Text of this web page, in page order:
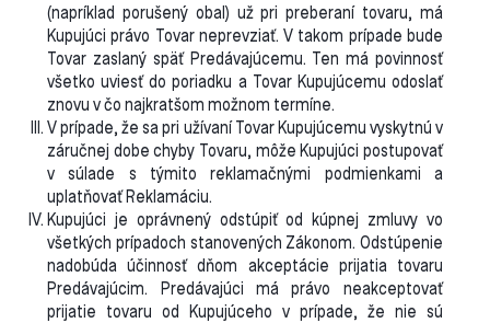
(napríklad porušený obal) už pri preberaní tovaru, má
Kupujúci právo Tovar neprevziať. V takom prípade bude
Tovar zaslaný späť Predávajúcemu. Ten má povinnosť
všetko uviesť do poriadku a Tovar Kupujúcemu odoslať
znovu v čo najkratšom možnom termíne.
V prípade, že sa pri užívaní Tovar Kupujúcemu vyskytnú v
záručnej dobe chyby Tovaru, môže Kupujúci postupovať
v súlade s týmito reklamačnými podmienkami a
uplatňovať Reklamáciu.
Kupujúci je oprávnený odstúpiť od kúpnej zmluvy vo
všetkých prípadoch stanovených Zákonom. Odstúpenie
nadobúda účinnosť dňom akceptácie prijatia tovaru
Predávajúcim. Predávajúci má právo neakceptovať
prijatie tovaru od Kupujúceho v prípade, že nie sú